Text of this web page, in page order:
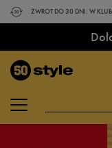
ZWROT DO 30 DNI. W